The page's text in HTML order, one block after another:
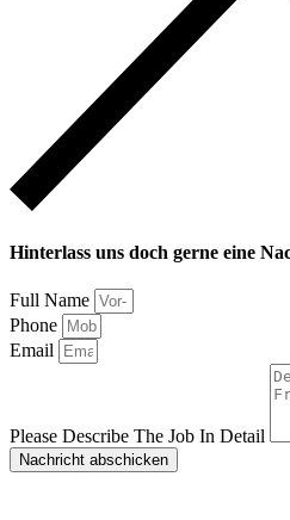
Hinterlass uns doch gerne eine
Full Name
Phone
Email
Please Describe The Job In Detail
Nachricht abschicken